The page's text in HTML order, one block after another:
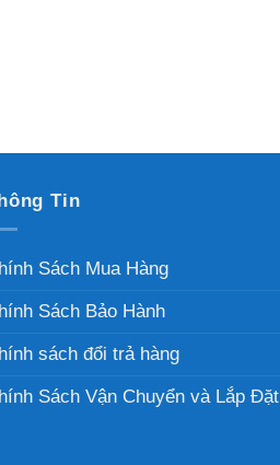
Tin
Sách Mua Hàng
Sách Bảo Hành
sách đổi trả hàng
Sách Vận Chuyển và Lắp Đặt